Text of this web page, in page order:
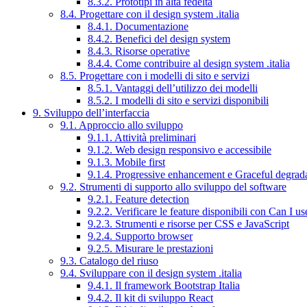
8.4. Progettare con il design system .italia
8.4.1. Documentazione
8.4.2. Benefici del design system
8.4.3. Risorse operative
8.4.4. Come contribuire al design system .italia
8.5. Progettare con i modelli di sito e servizi
8.5.1. Vantaggi dell’utilizzo dei modelli
8.5.2. I modelli di sito e servizi disponibili
9. Sviluppo dell’interfaccia
9.1. Approccio allo sviluppo
9.1.1. Attività preliminari
9.1.2. Web design responsivo e accessibile
9.1.3. Mobile first
9.1.4. Progressive enhancement e Graceful
9.2. Strumenti di supporto allo sviluppo del software
9.2.1. Feature detection
9.2.2. Verificare le feature disponibili con Can I
9.2.3. Strumenti e risorse per CSS e JavaScript
9.2.4. Supporto browser
9.2.5. Misurare le prestazioni
9.3. Catalogo del riuso
9.4. Sviluppare con il design system .italia
9.4.1. Il framework Bootstrap Italia
9.4.2. Il kit di sviluppo React